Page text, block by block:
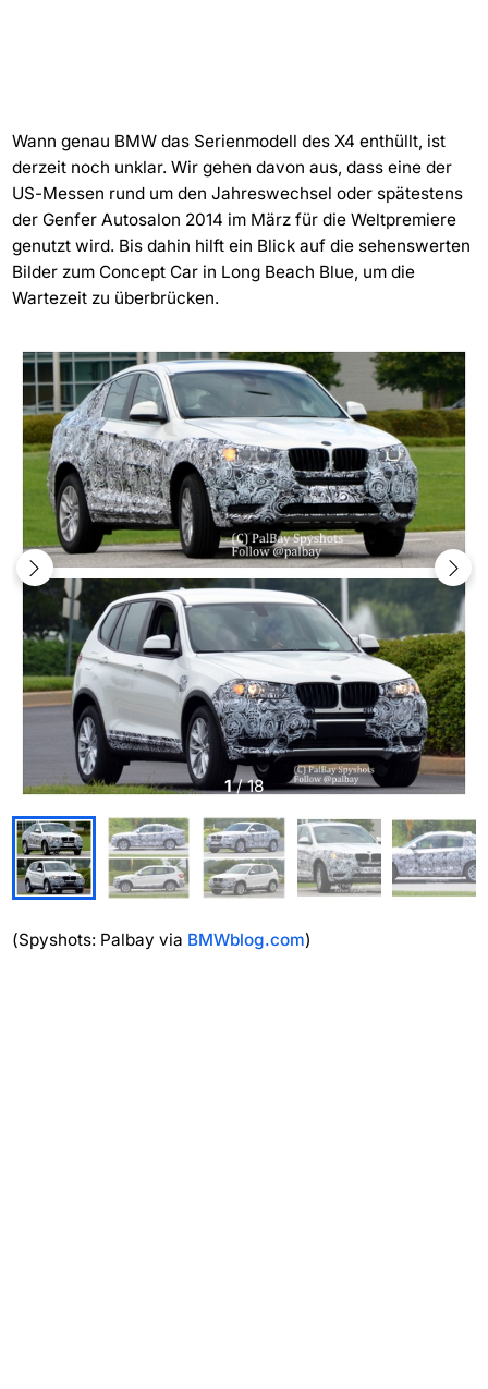
Wann genau BMW das Serienmodell des X4 enthüllt, ist
derzeit noch unklar. Wir gehen davon aus, dass eine der
US-Messen rund um den Jahreswechsel oder spätestens
der Genfer Autosalon 2014 im März für die Weltpremiere
genutzt wird. Bis dahin hilft ein Blick auf die sehenswerten
Bilder zum Concept Car in Long Beach Blue, um die
Wartezeit zu überbrücken.
1/18
(Spyshots: Palbay via BMWblog.com)